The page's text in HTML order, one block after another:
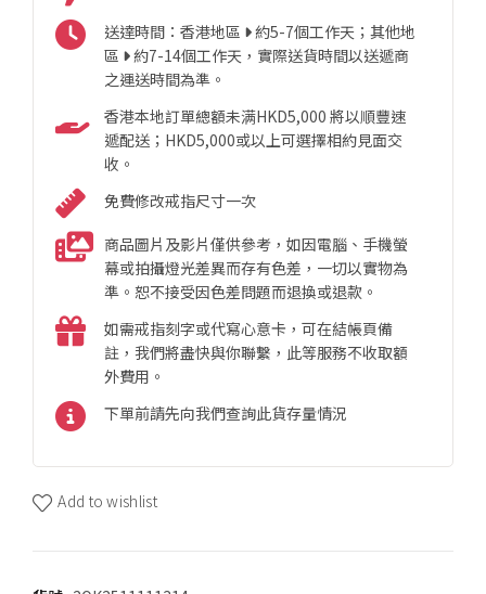
送達時間：香港地區
約5-7個工作天；其他地
區
約7-14個工作天，實際送貨時間以送遞商
之運送時間為準。
香港本地訂單總額未满HKD5,000 將以順豐速
遞配送；HKD5,000或以上可選擇相約見面交
收。
免費修改戒指尺寸一次
商品圖片及影片僅供參考，如因電腦、手機螢
幕或拍攝燈光差異而存有色差，一切以實物為
準。恕不接受因色差問題而退換或退款。
如需戒指刻字或代寫心意卡，可在結帳頁備
註，我們將盡快與你聯繫，此等服務不收取額
外費用。
下單前請先向我們查詢此貨存量情況
Add to wishlist